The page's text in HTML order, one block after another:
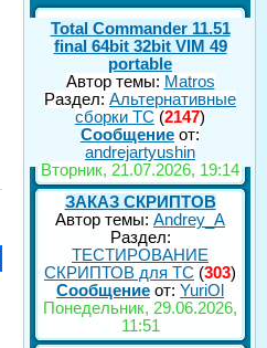
Total Commander 11.51
final 64bit 32bit VIM 49
portable
Автор темы: Matros
Раздел: Альтернативные
сборки ТС (2147)
Сообщение от:
andrejartyushin
Вторник, 21.07.2026, 19:14
ЗАКАЗ СКРИПТОВ
Автор темы: Andrey_A
Раздел:
ТЕСТИРОВАНИЕ
СКРИПТОВ для TC (303)
Сообщение от: YuriOl
Понедельник, 29.06.2026,
11:51